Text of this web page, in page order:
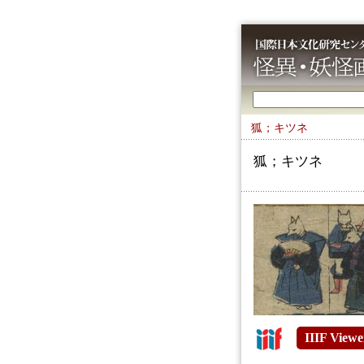
狐；キツネ
狐；キツネ
IIIF